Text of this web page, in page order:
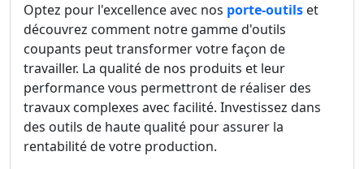
Optez pour l'excellence avec nos porte-outils et
découvrez comment notre gamme d'outils
coupants peut transformer votre façon de
travailler. La qualité de nos produits et leur
performance vous permettront de réaliser des
travaux complexes avec facilité. Investissez dans
des outils de haute qualité pour assurer la
rentabilité de votre production.